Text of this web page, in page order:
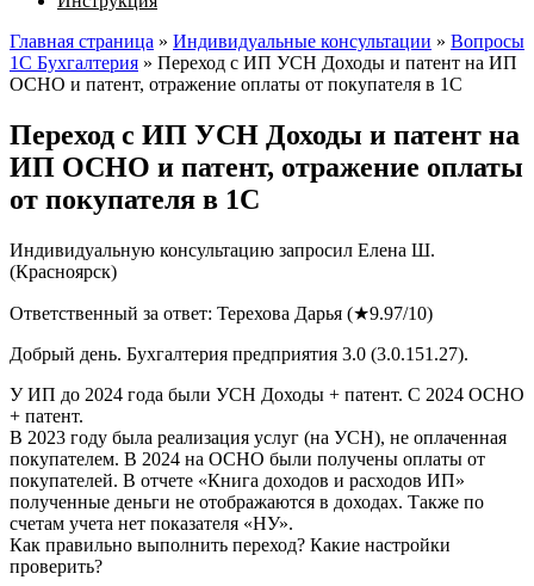
Главная страница » Индивидуальные консультации » Вопросы
1С Бухгалтерия » Переход с ИП УСН Доходы и патент на ИП
ОСНО и патент, отражение оплаты от покупателя в 1С
Переход с ИП УСН Доходы и патент на
ИП ОСНО и патент, отражение оплаты
от покупателя в 1С
Индивидуальную консультацию запросил Елена Ш.
(Красноярск)
Ответственный за ответ: Терехова Дарья (★9.97/10)
Добрый день. Бухгалтерия предприятия 3.0 (3.0.151.27).
У ИП до 2024 года были УСН Доходы + патент. С 2024 ОСНО
+ патент.
В 2023 году была реализация услуг (на УСН), не оплаченная
покупателем. В 2024 на ОСНО были получены оплаты от
покупателей. В отчете «Книга доходов и расходов ИП»
полученные деньги не отображаются в доходах. Также по
счетам учета нет показателя «НУ».
Как правильно выполнить переход? Какие настройки
проверить?